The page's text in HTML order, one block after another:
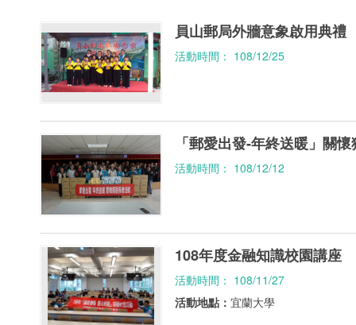
員山郵局外牆意象啟用典禮
活動時間： 108/12/25
「郵愛出發-年終送暖」關
活動時間： 108/12/12
108年度金融知識校園講座
活動時間： 108/11/27
活動地點： 宜蘭大學